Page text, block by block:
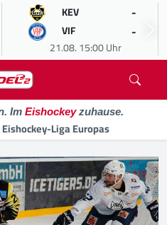
KEV -
VIF -
21.08. 15:00 Uhr
Im Eishockeyzuhause.
Liga Europas